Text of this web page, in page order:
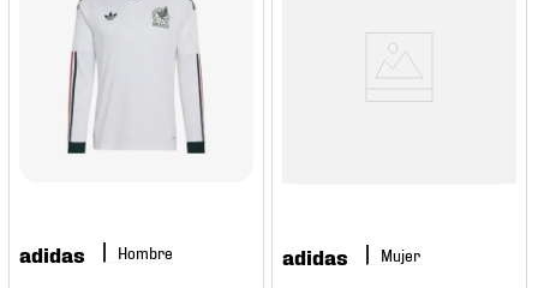
adidas Hombre adidas Mujer